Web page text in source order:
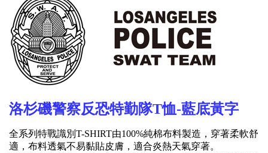
洛杉磯警察反恐特勤隊T恤-藍底黃字
全系列特戰識別T-SHIRT由100%純棉布料製造，穿著柔軟舒
適，布料透氣不易黏貼皮膚，適合炎熱天氣穿著。